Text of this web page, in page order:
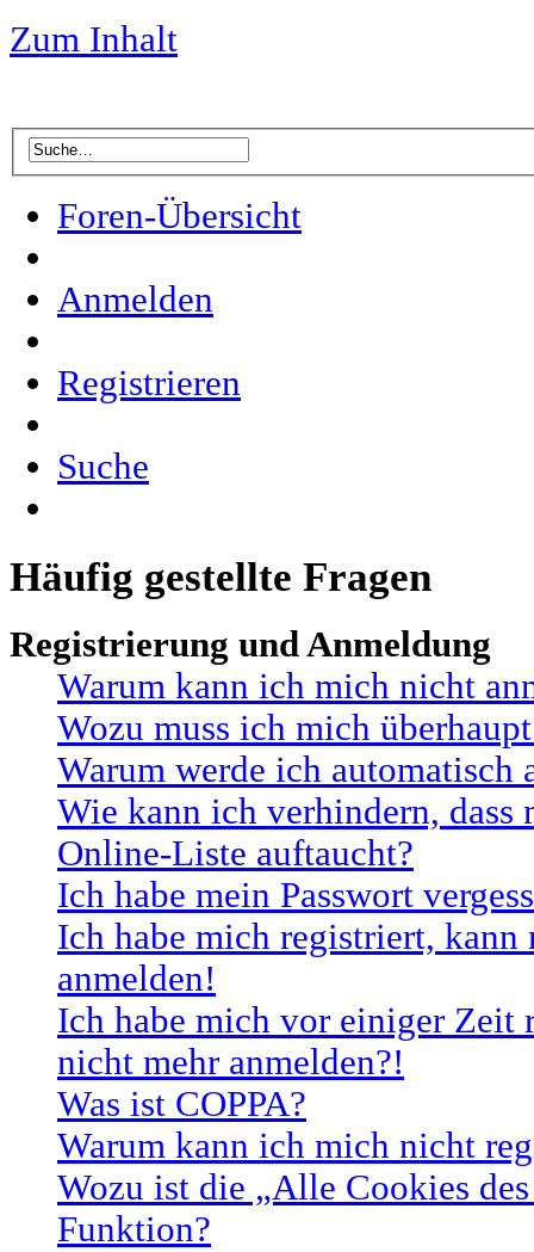
Zum Inhalt
Foren-Übersicht
Anmelden
Registrieren
Suche
Häufig gestellte Fragen
Registrierung und Anmeldung
Warum kann ich mich nicht
Wozu muss ich mich
Warum werde ich automatisch
Wie kann ich verhindern, dass
Online-Liste auftaucht?
Ich habe mein Passwort
Ich habe mich registriert, kann
anmelden!
Ich habe mich vor einiger Zeit
nicht mehr anmelden?!
Was ist COPPA?
Warum kann ich mich nicht
Wozu ist die „Alle Cookies
Funktion?